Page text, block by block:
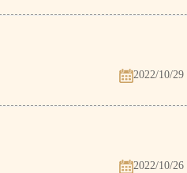
2022/10/29
2022/10/26